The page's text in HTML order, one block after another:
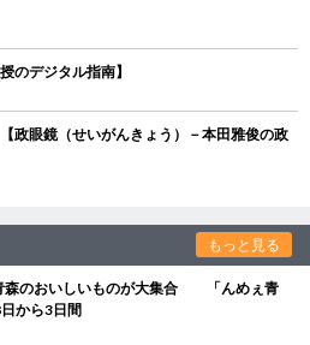
デジタル指南】
政眼鏡（せいがんきょう）－本田雅俊の政
もっと見る
森のおいしいものが大集合 「んめぇ青
から3日間